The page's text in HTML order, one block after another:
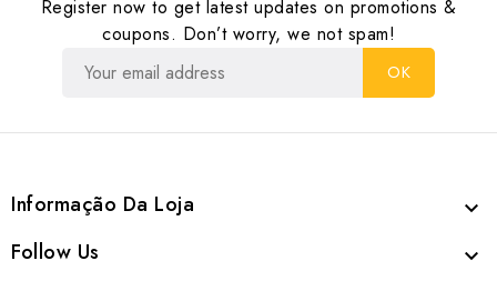
Register now to get latest updates on promotions &
coupons. Don’t worry, we not spam!
Informação Da Loja 
Follow Us 